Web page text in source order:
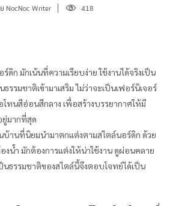
NocNoc Writer 418
ดิก มักเน้นที่ความเรียบง่าย ใช้งานได้จริงเป็น
รรมชาติเข้ามาเสริม ไม่ว่าจะเป็นเฟอร์นิเจอร์
โทนสีอ่อนสีกลาง เพื่อสร้างบรรยากาศให้มี
มากที่สุด
บ้านที่นิยมนำมาตกแต่งตามสไตล์นอร์ดิก ด้วย
น้ำ มักต้องการแต่งให้น่าใช้งาน ดูผ่อนคลาย
นธรรมชาติของสไตล์นี้จึงตอบโจทย์ได้เป็น